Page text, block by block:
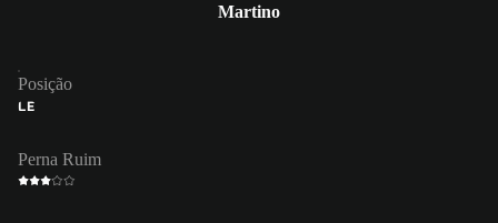
Martino
Posição
LE
Perna Ruim